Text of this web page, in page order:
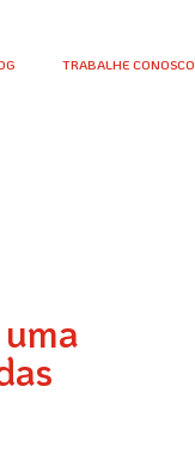
TRABALHE CONOSCO